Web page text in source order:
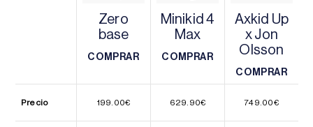
Zero
base
COMPRAR
Minikid 4
Max
COMPRAR
Axkid Up
x Jon
Olsson
COMPRAR
COMPRAR
Precio 199.00€ 629.90€ 749.00€